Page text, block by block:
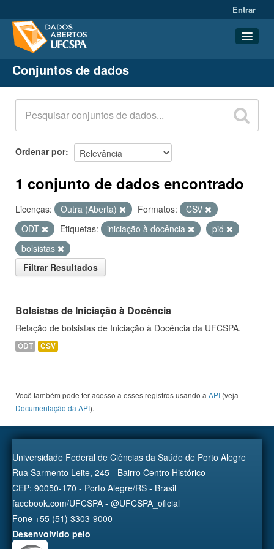
Entrar
Conjuntos de dados
Organizações
Grupos
Sobre
Conjuntos de dados
Ordenar por
1 conjunto de dados encontrado
Licenças: Outra (Aberta) Formatos:
CSV
ODT
Etiquetas: iniciação à docência
pid
bolsistas
Filtrar Resultados
Bolsistas de Iniciação à Docência
Relação de bolsistas de Iniciação à Docência da UFCSPA.
ODT CSV
Você também pode ter acesso a esses registros usando a API (veja
Documentação da API).
Universidade Federal de Ciências da Saúde de Porto Alegre
Rua Sarmento Leite, 245 - Bairro Centro Histórico
CEP: 90050-170 - Porto Alegre/RS - Brasil
facebook.com/UFCSPA - @UFCSPA_oficial
Fone +55 (51) 3303-9000
Desenvolvido pelo